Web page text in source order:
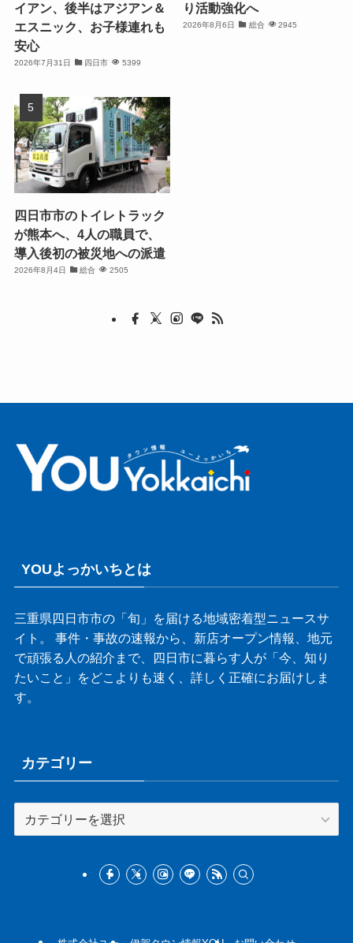
イアン、後半はアジアン＆
エスニック、お子様連れも
安心
2026年7月31日 四日市 5399
り活動強化へ
2026年8月6日 総合 2945
四日市市のトイレトラック
が熊本へ、4人の職員で、
導入後初の被災地への派遣
2026年8月4日 総合 2505
YOUよっかいちとは
三重県四日市市の「旬」を届ける地域密着型ニュースサ
イト。 事件・事故の速報から、新店オープン情報、地元
で頑張る人の紹介まで、四日市に暮らす人が「今、知り
たいこと」をどこよりも速く、詳しく正確にお届けしま
す。
カテゴリー
テ